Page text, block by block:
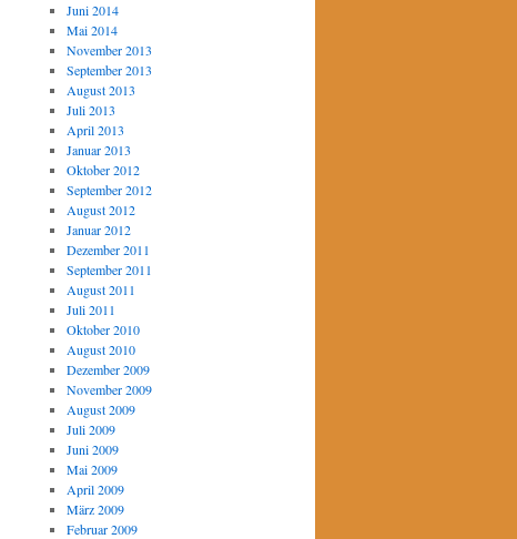
Juni 2014
Mai 2014
November 2013
September 2013
August 2013
Juli 2013
April 2013
Januar 2013
Oktober 2012
September 2012
August 2012
Januar 2012
Dezember 2011
September 2011
August 2011
Juli 2011
Oktober 2010
August 2010
Dezember 2009
November 2009
August 2009
Juli 2009
Juni 2009
Mai 2009
April 2009
März 2009
Februar 2009